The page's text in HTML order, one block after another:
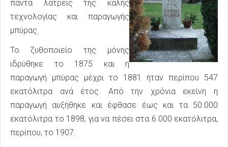
πάντα λάτρεις της καλής
τεχνολογίας και παραγωγής
μπύρας.
Το ζυθοποιείο της μόνης
ιδρύθηκε το 1875 και η
παραγωγή μπύρας μέχρι το 1881 ήταν περίπου 547
εκατόλιτρα ανά έτος. Από την χρόνια εκείνη η
παραγωγή αυξήθηκε και έφθασε έως και τα 50.000
εκατόλιτρα το 1898, για να πέσει στα 6.000 εκατόλιτρα,
περίπου, το 1907.